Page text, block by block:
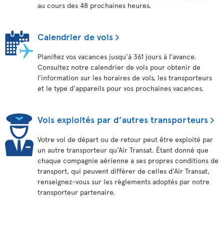
au cours des 48 prochaines heures.
Calendrier de vols
Planifiez vos vacances jusqu’à 361 jours à l’avance.
Consultez notre calendrier de vols pour obtenir de
l’information sur les horaires de vols, les transporteurs
et le type d’appareils pour vos prochaines vacances.
Vols exploités par d’autres transporteurs
Votre vol de départ ou de retour peut être exploité par
un autre transporteur qu’Air Transat. Étant donné que
chaque compagnie aérienne a ses propres conditions de
transport, qui peuvent différer de celles d’Air Transat,
renseignez-vous sur les règlements adoptés par notre
transporteur partenaire.